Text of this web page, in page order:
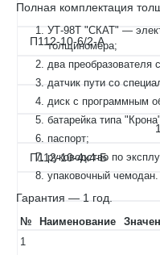
П112-10-6/2-А
П112-10-4х4-Б
Полная комплектация
УТ-98Т "СКАТ" —
толщиномера;
два преобразователя
датчик пути со
диск с программным
батарейка типа
паспорт;
руководство по
упаковочный чемодан.
Гарантия — 1 год.
№ Наименование
1